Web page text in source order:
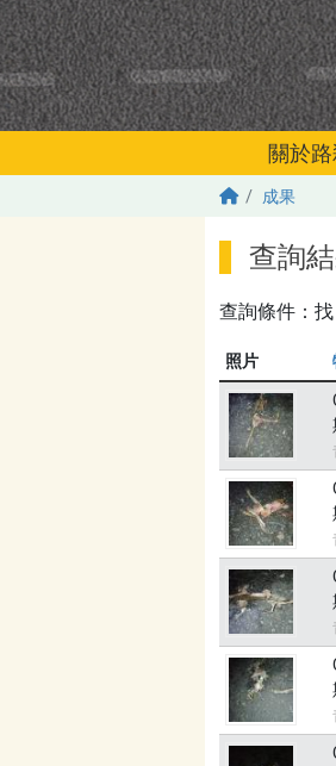
移至主內容
關於
成果
查詢
查詢條件：找
照片